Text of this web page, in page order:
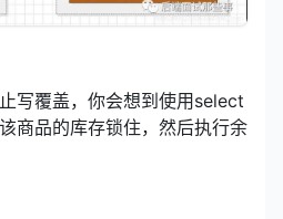
写覆盖，你会想到使用select
商品的库存锁住，然后执行余